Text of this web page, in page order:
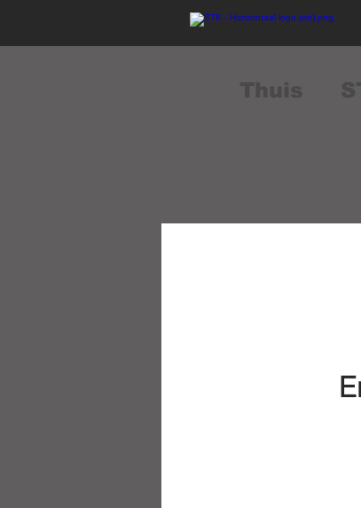
Thuis